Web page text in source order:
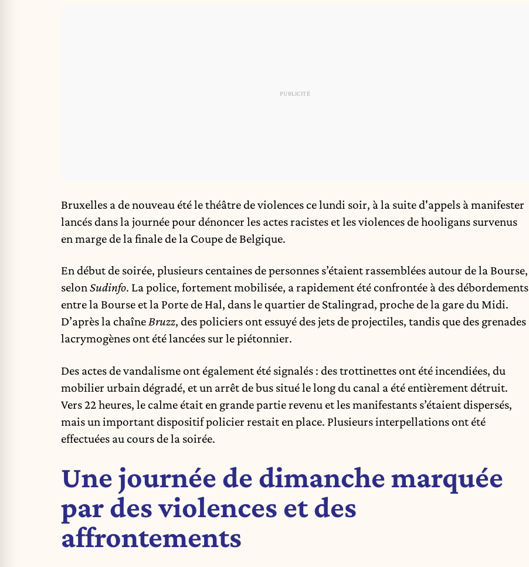
Bruxelles a de nouveau été le théâtre de violences ce lundi soir, à la suite d'appels à manifester
lancés dans la journée pour dénoncer les actes racistes et les violences de hooligans survenus
en marge de la finale de la Coupe de Belgique.
En début de soirée, plusieurs centaines de personnes s’étaient rassemblées autour de la Bourse,
selonSudinfo. La police, fortement mobilisée, a rapidement été confrontée à des débordements
entre la Bourse et la Porte de Hal, dans le quartier de Stalingrad, proche de la gare du Midi.
D’après la chaîneBruzz, des policiers ont essuyé des jets de projectiles, tandis que des grenades
lacrymogènes ont été lancées sur le piétonnier.
Des actes de vandalisme ont également été signalés : des trottinettes ont été incendiées, du
mobilier urbain dégradé, et un arrêt de bus situé le long du canal a été entièrement détruit.
Vers 22 heures, le calme était en grande partie revenu et les manifestants s’étaient dispersés,
mais un important dispositif policier restait en place. Plusieurs interpellations ont été
effectuées au cours de la soirée.
Une journée de dimanche marquée
par des violences et des
affrontements